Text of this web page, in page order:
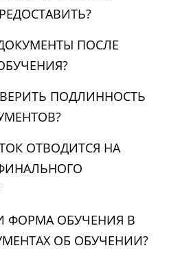
ПОСЛЕ
ПОДЛИННОСТЬ
ОТВОДИТСЯ НА
ФОРМА ОБУЧЕНИЯ В
ОБ ОБУЧЕНИИ?